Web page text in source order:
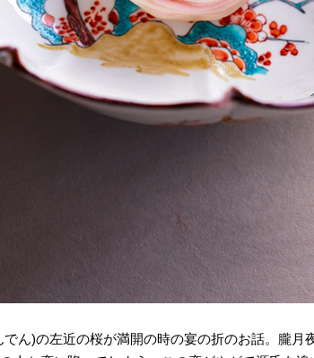
ん)の左近の桜が満開の時の宴の折のお話。朧月